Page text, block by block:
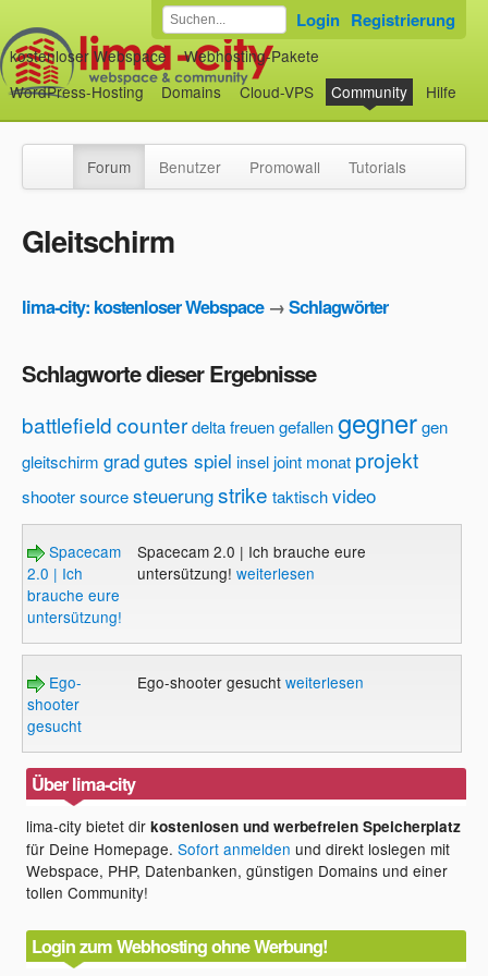
kostenloser Webspace
Webhosting-Pakete
WordPress-Hosting
Domains Cloud-VPS Community Hilfe
Login Registrierung
Forum Benutzer Promowall Tutorials
Gleitschirm
lima-city: kostenloser Webspace→Schlagwörter
Schlagworte dieser Ergebnisse
battlefieldcounterdeltafreuengefallengegnergen
gleitschirm gradgutes spiel inseljoint monat projekt
shootersourcesteuerungstrike taktischvideo
Spacecam
2.0 | Ich
brauche eure
untersützung!
Spacecam 2.0 | Ich brauche eure
untersützung! weiterlesen
Ego-
shooter
gesucht
Ego-shooter gesucht weiterlesen
Über lima-city
lima-city bietet dirkostenlosen und werbefreien Speicherplatz
für Deine Homepage.Sofort anmelden und direkt loslegen mit
Webspace, PHP, Datenbanken, günstigen Domains und einer
tollen Community!
Login zum Webhosting ohne Werbung!